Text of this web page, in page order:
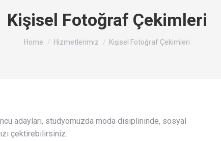
Kişisel Fotoğraf Çekimleri
You are here:
Home Hizmetlerimiz Kişisel Fotoğraf Çekimleri
adayları, stüdyomuzda moda disiplininde, sosyal
çektirebilirsiniz.